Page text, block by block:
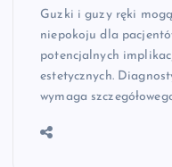
Guzki i guzy ręki
niepokoju dla
potencjalnych
estetycznych.
wymaga